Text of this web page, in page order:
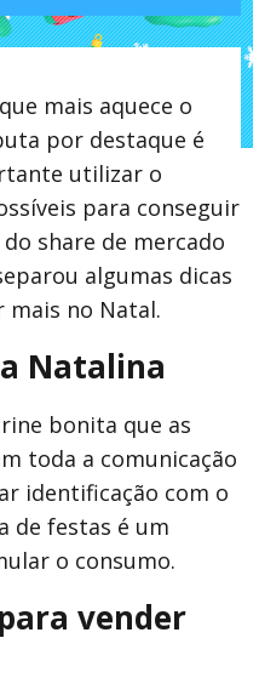
mais aquece o
por destaque é
utilizar o
para conseguir
share de mercado
algumas dicas
mais no Natal.
Natalina
bonita que as
toda a comunicação
identificação com o
de festas é um
o consumo.
vender